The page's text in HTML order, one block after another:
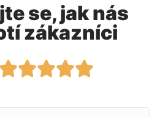
se, jak nás
zákazníci
